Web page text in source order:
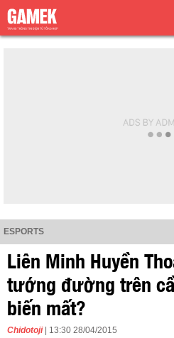
ESPORTS
Liên Minh Huyền
tướng đường trên
biến mất?
Chidotoji | 13:30 28/04/2015